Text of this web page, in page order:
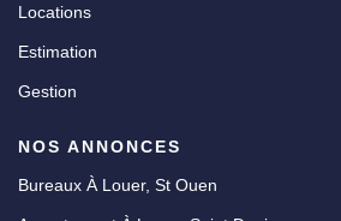
Locations
Estimation
Gestion
NOS ANNONCES
Bureaux À Louer, St Ouen